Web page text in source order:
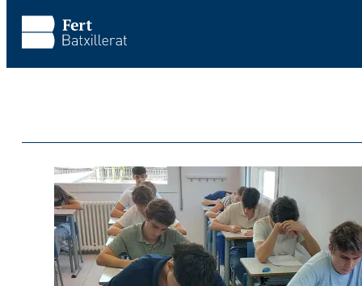
Vés al contingut principal